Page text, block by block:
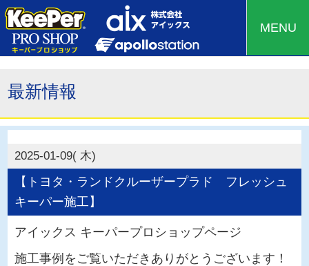
MENU
最新情報
2025-01-09( 木)
【トヨタ・ランドクルーザープラド フレッシュ
キーパー施工】
アイックス キーパープロショップページ
施工事例をご覧いただきありがとうございます！